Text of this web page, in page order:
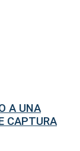
A UNA
CAPTURA